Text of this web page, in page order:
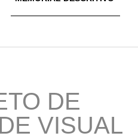
DE
VISUAL